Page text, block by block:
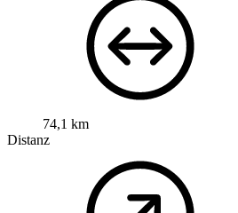
74,1 km
Distanz